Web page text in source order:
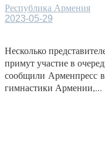
Республика Армения
2023-05-29
Несколько
примут участие в
сообщили Арменпресс
гимнастики Армении,...